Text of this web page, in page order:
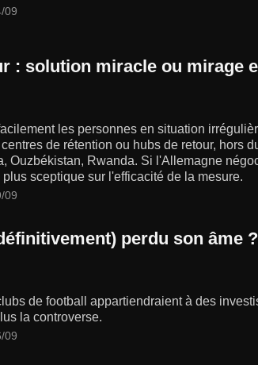
09
: solution miracle ou mirage
les personnes en situation
de rétention ou hubs de retour, hors
Ouzbékistan, Rwanda. Si l'Allemagne
plus sceptique sur l'efficacité de la mesure.
09
perdu son âme ?
de football appartiendraient à des
la controverse.
09